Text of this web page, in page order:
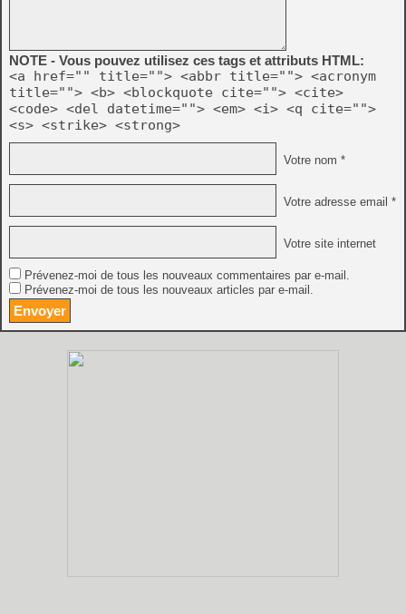
NOTE - Vous pouvez utilisez ces tags et attributs HTML:
<a href="" title=""> <abbr title=""> <acronym
title=""> <b> <blockquote cite=""> <cite>
<code> <del datetime=""> <em> <i> <q cite="">
<s> <strike> <strong>
Votre nom *
Votre adresse email *
Votre site internet
Prévenez-moi de tous les nouveaux commentaires par e-mail.
Prévenez-moi de tous les nouveaux articles par e-mail.